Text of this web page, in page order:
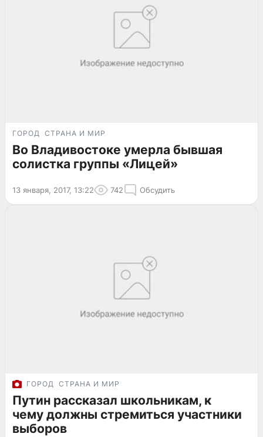
ГОРОД СТРАНА И МИР
Во Владивостоке умерла бывшая
солистка группы «Лицей»
13 января, 2017, 13:22 742 Обсудить
ГОРОД СТРАНА И МИР
Путин рассказал школьникам, к
чему должны стремиться участники
выборов